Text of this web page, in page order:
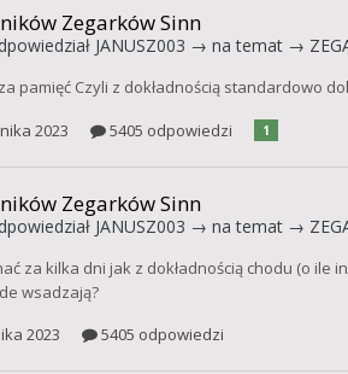
Zegarków Sinn
JANUSZ003 → na temat →
pamięć Czyli z dokładnością standardowo
2023
5405 odpowiedzi 1
Zegarków Sinn
JANUSZ003 → na temat →
za kilka dni jak z dokładnością chodu (o ile
wsadzają?
2023
5405 odpowiedzi